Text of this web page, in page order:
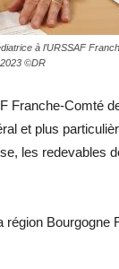
à l’URSSAF
©DR
Franche-Comté
et plus
les redevables
région